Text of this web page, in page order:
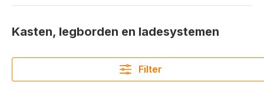
Kasten, legborden en ladesystemen
Filter